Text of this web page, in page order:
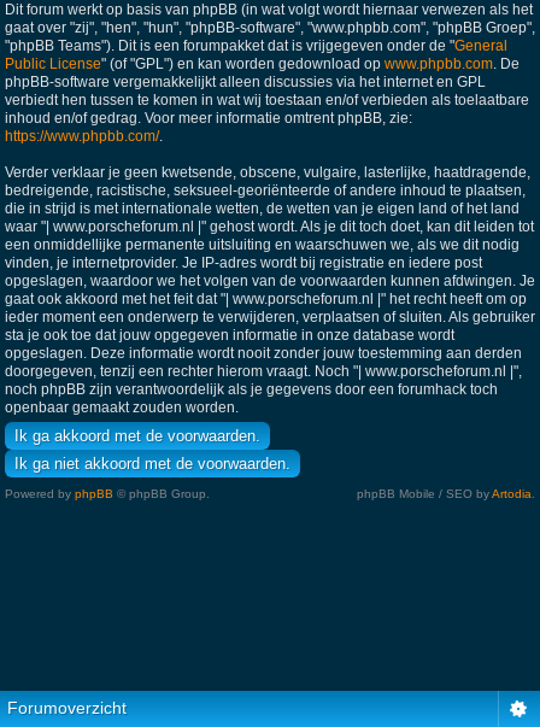
Dit forum werkt op basis van phpBB (in wat volgt wordt hiernaar verwezen als het
gaat over "zij", "hen", "hun", "phpBB-software", "www.phpbb.com", "phpBB Groep",
"phpBB Teams"). Dit is een forumpakket dat is vrijgegeven onder de "General
Public License" (of "GPL") en kan worden gedownload op www.phpbb.com. De
phpBB-software vergemakkelijkt alleen discussies via het internet en GPL
verbiedt hen tussen te komen in wat wij toestaan en/of verbieden als toelaatbare
inhoud en/of gedrag. Voor meer informatie omtrent phpBB, zie:
https://www.phpbb.com/.
Verder verklaar je geen kwetsende, obscene, vulgaire, lasterlijke, haatdragende,
bedreigende, racistische, seksueel-georiënteerde of andere inhoud te plaatsen,
die in strijd is met internationale wetten, de wetten van je eigen land of het land
waar "| www.porscheforum.nl |" gehost wordt. Als je dit toch doet, kan dit leiden tot
een onmiddellijke permanente uitsluiting en waarschuwen we, als we dit nodig
vinden, je internetprovider. Je IP-adres wordt bij registratie en iedere post
opgeslagen, waardoor we het volgen van de voorwaarden kunnen afdwingen. Je
gaat ook akkoord met het feit dat "| www.porscheforum.nl |" het recht heeft om op
ieder moment een onderwerp te verwijderen, verplaatsen of sluiten. Als gebruiker
sta je ook toe dat jouw opgegeven informatie in onze database wordt
opgeslagen. Deze informatie wordt nooit zonder jouw toestemming aan derden
doorgegeven, tenzij een rechter hierom vraagt. Noch "| www.porscheforum.nl |",
noch phpBB zijn verantwoordelijk als je gegevens door een forumhack toch
openbaar gemaakt zouden worden.
Powered by phpBB © phpBB Group. phpBB Mobile / SEO byArtodia
Forumoverzicht